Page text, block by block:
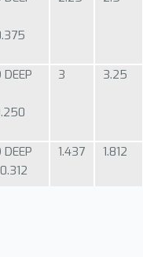
DEEP
3 3.25
DEEP
1.437 1.812